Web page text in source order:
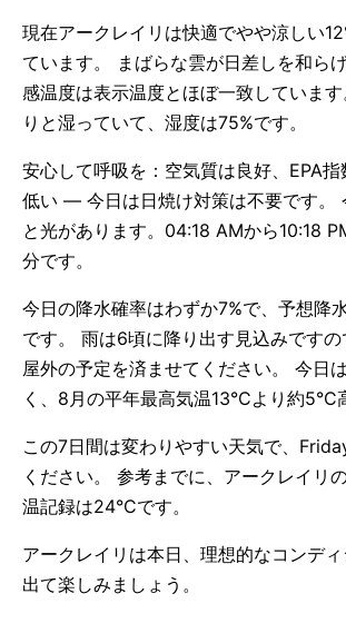
現在アークレイリは快適でやや涼しい
ています。 まばらな雲が日差しを和ら
感温度は表示温度とほぼ一致していま
りと湿っていて、湿度は75%です。
安心して呼吸を：空気質は良好、EPA
低い — 今日は日焼け対策は不要です。
と光があります。04:18 AMから10:18
分です。
今日の降水確率はわずか7%で、予想降
です。 雨は6頃に降り出す見込みです
屋外の予定を済ませてください。 今日
く、8月の平年最高気温13°Cより約5°C
この7日間は変わりやすい天気で、
ください。 参考までに、アークレイリ
温記録は24°Cです。
アークレイリは本日、理想的なコンデ
出て楽しみましょう。